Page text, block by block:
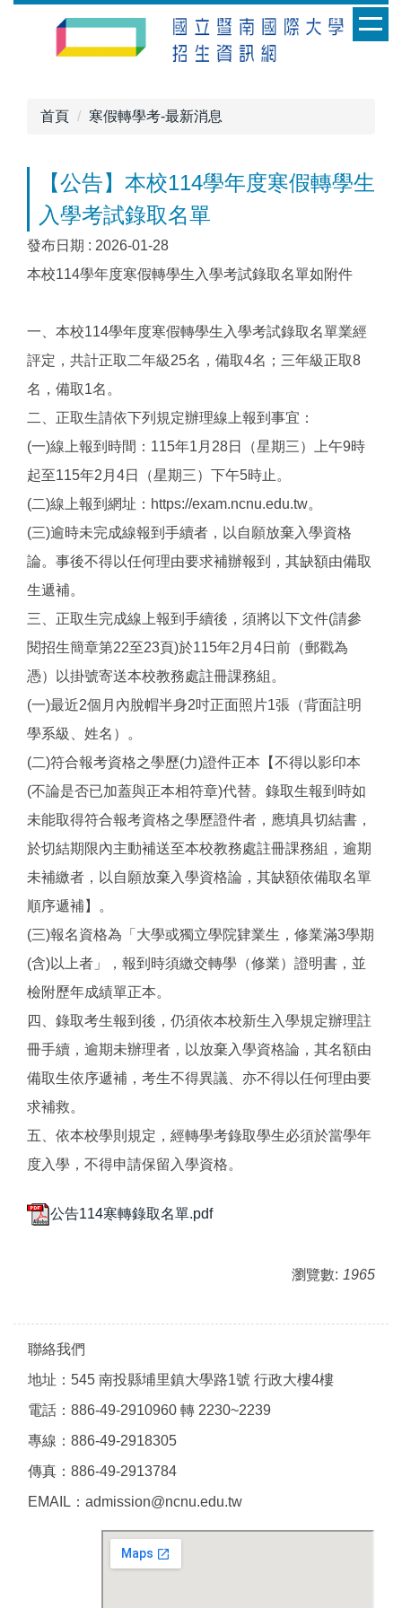
首頁 寒假轉學考-最新消息
【公告】本校114學年度寒假轉學生
入學考試錄取名單
發布日期 : 2026-01-28
本校114學年度寒假轉學生入學考試錄取名單如附件
一、本校114學年度寒假轉學生入學考試錄取名單業經
評定，共計正取二年級25名，備取4名；三年級正取8
名，備取1名。
二、正取生請依下列規定辦理線上報到事宜：
(一)線上報到時間：115年1月28日（星期三）上午9時
起至115年2月4日（星期三）下午5時止。
(二)線上報到網址：https://exam.ncnu.edu.tw。
(三)逾時未完成線報到手續者，以自願放棄入學資格
論。事後不得以任何理由要求補辦報到，其缺額由備取
生遞補。
三、正取生完成線上報到手續後，須將以下文件(請參
閱招生簡章第22至23頁)於115年2月4日前（郵戳為
憑）以掛號寄送本校教務處註冊課務組。
(一)最近2個月內脫帽半身2吋正面照片1張（背面註明
學系級、姓名）。
(二)符合報考資格之學歷(力)證件正本【不得以影印本
(不論是否已加蓋與正本相符章)代替。錄取生報到時如
未能取得符合報考資格之學歷證件者，應填具切結書，
於切結期限內主動補送至本校教務處註冊課務組，逾期
未補繳者，以自願放棄入學資格論，其缺額依備取名單
順序遞補】。
(三)報名資格為「大學或獨立學院肄業生，修業滿3學期
(含)以上者」，報到時須繳交轉學（修業）證明書，並
檢附歷年成績單正本。
四、錄取考生報到後，仍須依本校新生入學規定辦理註
冊手續，逾期未辦理者，以放棄入學資格論，其名額由
備取生依序遞補，考生不得異議、亦不得以任何理由要
求補救。
五、依本校學則規定，經轉學考錄取學生必須於當學年
度入學，不得申請保留入學資格。
公告114寒轉錄取名單.pdf
瀏覽數: 1965
聯絡我們
地址：545 南投縣埔里鎮大學路1號 行政大樓4樓
電話：886-49-2910960 轉 2230~2239
專線：886-49-2918305
傳真：886-49-2913784
EMAIL：admission@ncnu.edu.tw